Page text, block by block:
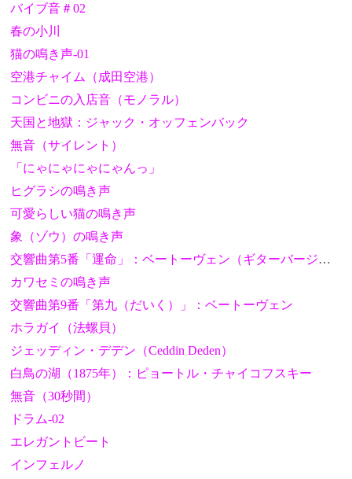
バイブ音＃02
春の小川
猫の鳴き声-01
空港チャイム（成田空港）
コンビニの入店音（モノラル）
天国と地獄：ジャック・オッフェンバック
無音（サイレント）
「にゃにゃにゃにゃんっ」
ヒグラシの鳴き声
可愛らしい猫の鳴き声
象（ゾウ）の鳴き声
交響曲第5番「運命」：ベートーヴェン（ギターバージョン）
カワセミの鳴き声
交響曲第9番「第九（だいく）」：ベートーヴェン
ホラガイ（法螺貝）
ジェッディン・デデン（Ceddin Deden）
白鳥の湖（1875年）：ピョートル・チャイコフスキー
無音（30秒間）
ドラム-02
エレガントビート
インフェルノ